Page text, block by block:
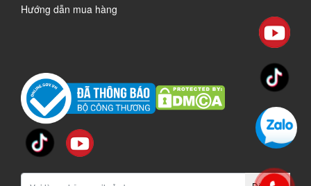
Hướng dẫn mua hàng